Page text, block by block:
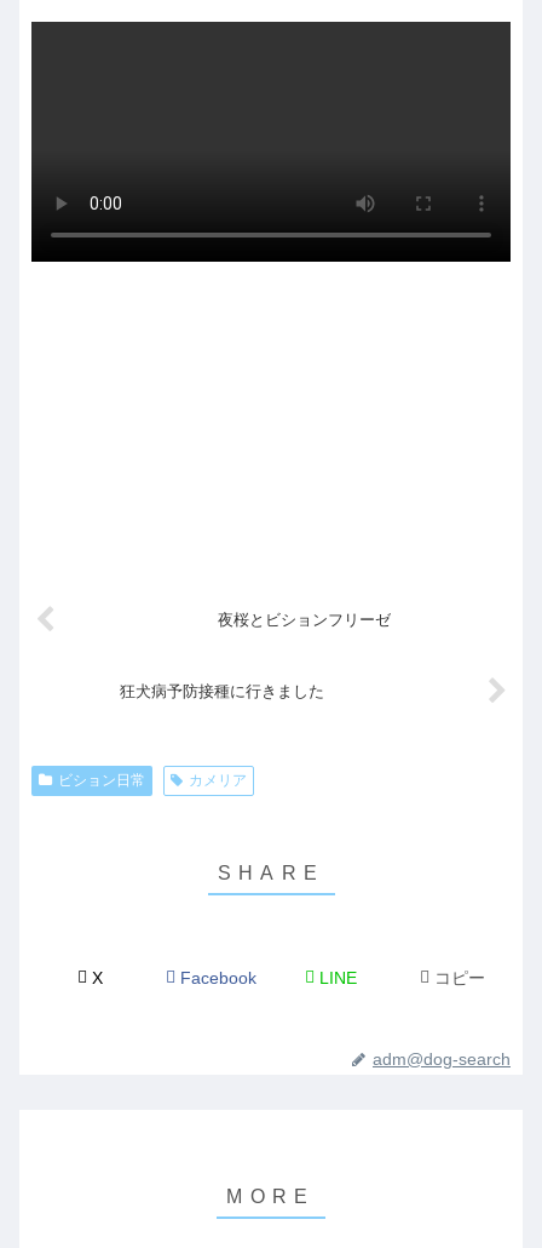
夜桜とビションフリーゼ
狂犬病予防接種に行きました
ビション日常 カメリア
X Facebook LINE コピー
adm@dog-search